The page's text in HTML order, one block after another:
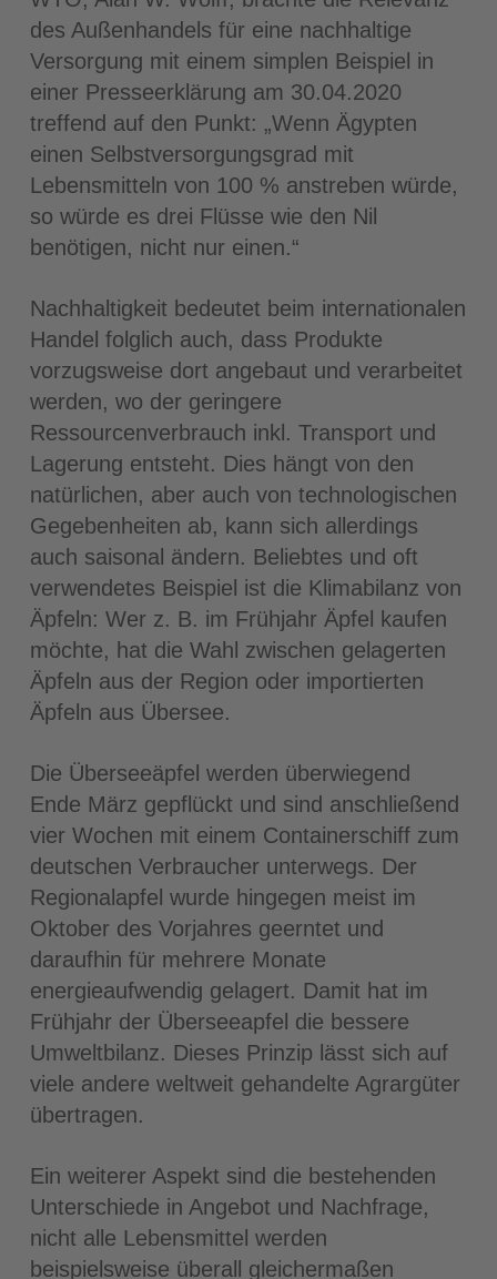
des Außenhandels für eine nachhaltige
Versorgung mit einem simplen Beispiel in
einer Presseerklärung am 30.04.2020
treffend auf den Punkt: „Wenn Ägypten
einen Selbstversorgungsgrad mit
Lebensmitteln von 100 % anstreben würde,
so würde es drei Flüsse wie den Nil
benötigen, nicht nur einen.“
Nachhaltigkeit bedeutet beim internationalen
Handel folglich auch, dass Produkte
vorzugsweise dort angebaut und verarbeitet
werden, wo der geringere
Ressourcenverbrauch inkl. Transport und
Lagerung entsteht. Dies hängt von den
natürlichen, aber auch von technologischen
Gegebenheiten ab, kann sich allerdings
auch saisonal ändern. Beliebtes und oft
verwendetes Beispiel ist die Klimabilanz von
Äpfeln: Wer z. B. im Frühjahr Äpfel kaufen
möchte, hat die Wahl zwischen gelagerten
Äpfeln aus der Region oder importierten
Äpfeln aus Übersee.
Die Überseeäpfel werden überwiegend
Ende März gepflückt und sind anschließend
vier Wochen mit einem Containerschiff zum
deutschen Verbraucher unterwegs. Der
Regionalapfel wurde hingegen meist im
Oktober des Vorjahres geerntet und
daraufhin für mehrere Monate
energieaufwendig gelagert. Damit hat im
Frühjahr der Überseeapfel die bessere
Umweltbilanz. Dieses Prinzip lässt sich auf
viele andere weltweit gehandelte Agrargüter
übertragen.
Ein weiterer Aspekt sind die bestehenden
Unterschiede in Angebot und Nachfrage,
nicht alle Lebensmittel werden
beispielsweise überall gleichermaßen